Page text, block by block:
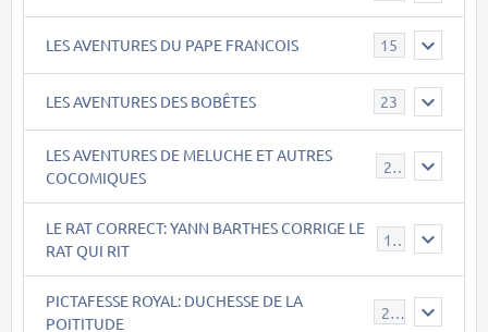
LES AVENTURES DU PAPE FRANCOIS 15
LES AVENTURES DES BOBÊTES 23
LES AVENTURES DE MELUCHE ET AUTRES
COCOMIQUES
22
LE RAT CORRECT: YANN BARTHES CORRIGE LE
RAT QUI RIT
15
PICTAFESSE ROYAL: DUCHESSE DE LA
POITITUDE
23